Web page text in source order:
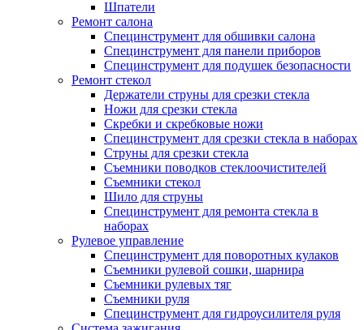
Шпатели
Ремонт салона
Специнструмент для обшивки салона
Специнструмент для панели приборов
Специнструмент для подушек безопасности
Ремонт стекол
Держатели струны для срезки стекла
Ножи для срезки стекла
Скребки и скребковые ножи
Специнструмент для срезки стекла в наборах
Струны для срезки стекла
Съемники поводков стеклоочистителей
Съемники стекол
Шило для струны
Специнструмент для ремонта стекла в
наборах
Рулевое управление
Специнструмент для поворотных кулаков
Съемники рулевой сошки, шарнира
Съемники рулевых тяг
Съемники руля
Специнструмент для гидроусилителя руля